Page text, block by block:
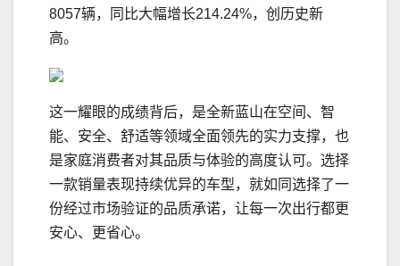
8057辆，同比大幅增长214.24%，创历史新
高。
这一耀眼的成绩背后，是全新蓝山在空间、智
能、安全、舒适等领域全面领先的实力支撑，也
是家庭消费者对其品质与体验的高度认可。选择
一款销量表现持续优异的车型，就如同选择了一
份经过市场验证的品质承诺，让每一次出行都更
安心、更省心。